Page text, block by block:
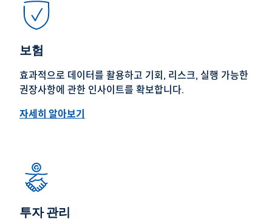
보험
효과적으로 데이터를 활용하고 기회, 리스크, 실행 가능한
권장사항에 관한 인사이트를 확보합니다.
자세히 알아보기
투자 관리